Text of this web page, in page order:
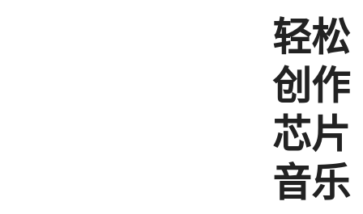
轻松
创作
芯片
音乐